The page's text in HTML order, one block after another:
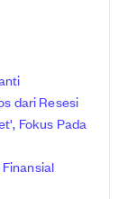
dari Resesi
Fokus Pada